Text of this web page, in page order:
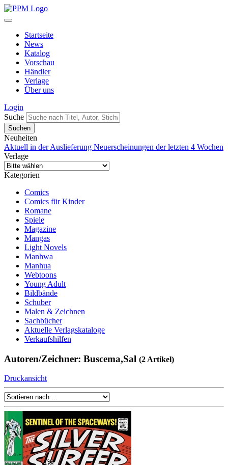
Startseite
News
Katalog
Vorschau
Händler
Verlage
Über uns
Login
Suche
Neuheiten
Aktuell in der Auslieferung Neuerscheinungen der letzten 4 Wochen
Verlage
Kategorien
Comics
Comics für Kinder
Romane
Spiele
Magazine
Mangas
Light Novels
Manhwa
Manhua
Webtoons
Young Adult
Bildbände
Schuber
Malen & Zeichnen
Sachbücher
Aktuelle Verlagskataloge
Verkaufshilfen
Autoren/Zeichner: Buscema,Sal (2 Artikel)
Druckansicht